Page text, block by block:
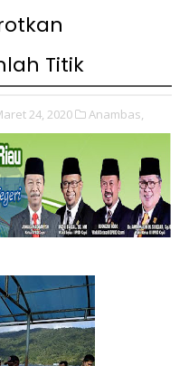
Titik
24, 2020 Anambas,